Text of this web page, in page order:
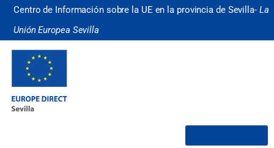
Centro de Información sobre la UE en la provincia de Sevilla- La
Unión Europea Sevilla